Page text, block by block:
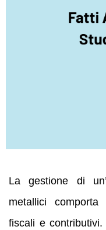
La gestione di
metallici comporta
fiscali e